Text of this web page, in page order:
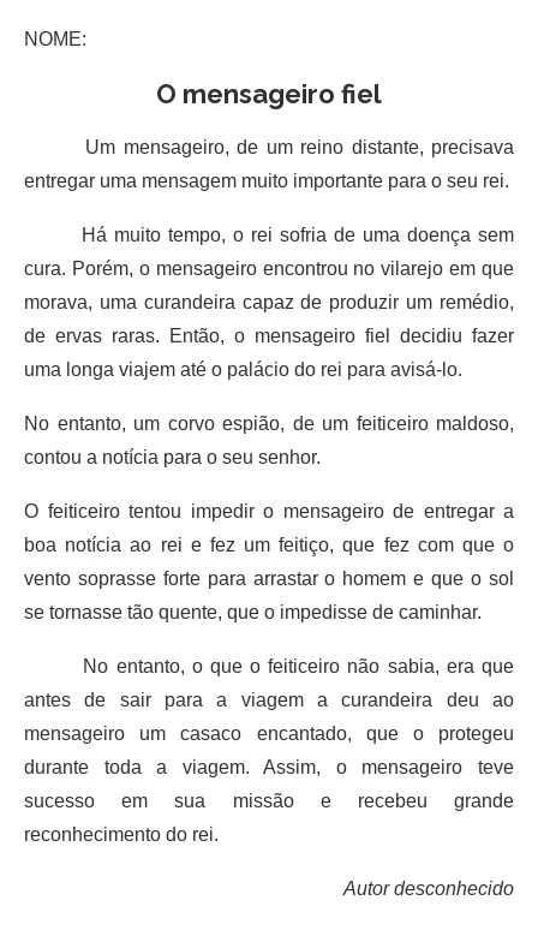
NOME:
O mensageiro fiel
Um mensageiro, de um reino distante, precisava
entregar uma mensagem muito importante para o seu rei.
Há muito tempo, o rei sofria de uma doença sem
cura. Porém, o mensageiro encontrou no vilarejo em que
morava, uma curandeira capaz de produzir um remédio,
de ervas raras. Então, o mensageiro fiel decidiu fazer
uma longa viajem até o palácio do rei para avisá-lo.
No entanto, um corvo espião, de um feiticeiro maldoso,
contou a notícia para o seu senhor.
O feiticeiro tentou impedir o mensageiro de entregar a
boa notícia ao rei e fez um feitiço, que fez com que o
vento soprasse forte para arrastar o homem e que o sol
se tornasse tão quente, que o impedisse de caminhar.
No entanto, o que o feiticeiro não sabia, era que
antes de sair para a viagem a curandeira deu ao
mensageiro um casaco encantado, que o protegeu
durante toda a viagem. Assim, o mensageiro teve
sucesso em sua missão e recebeu grande
reconhecimento do rei.
Autor desconhecido